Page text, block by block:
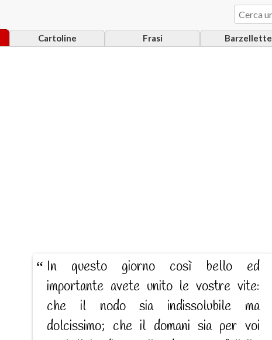
Cartoline Frasi Barzellette
In questo giorno così bello ed
importante avete unito le vostre vite:
che il nodo sia indissolubile ma
dolcissimo; che il domani sia per voi